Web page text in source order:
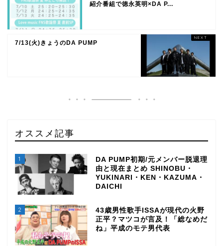
紹介番組で徳永英明×DA P...
7/13(火)きょうのDA PUMP
オススメ記事
1
DA PUMP初期/元メンバー脱退理
由と現在まとめ SHINOBU・
YUKINARI・KEN・KAZUMA・
DAICHI
2
43歳男性歌手ISSAが現代の火野
正平？マツコが言及！「総なめだ
ね」平成のモテ男代表